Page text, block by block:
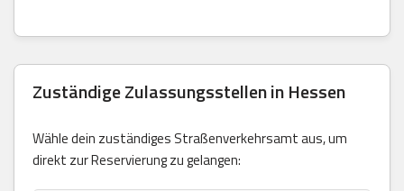
Zuständige Zulassungsstellen in Hessen
Wähle dein zuständiges Straßenverkehrsamt aus, um
direkt zur Reservierung zu gelangen: